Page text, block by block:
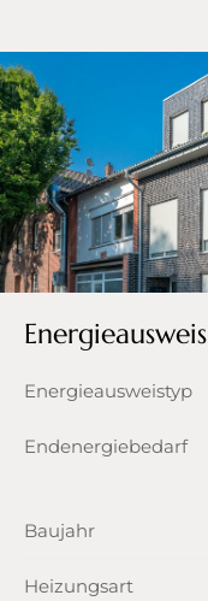
Energieausweis
Energieausweistyp
Endenergiebedarf
Baujahr
Heizungsart